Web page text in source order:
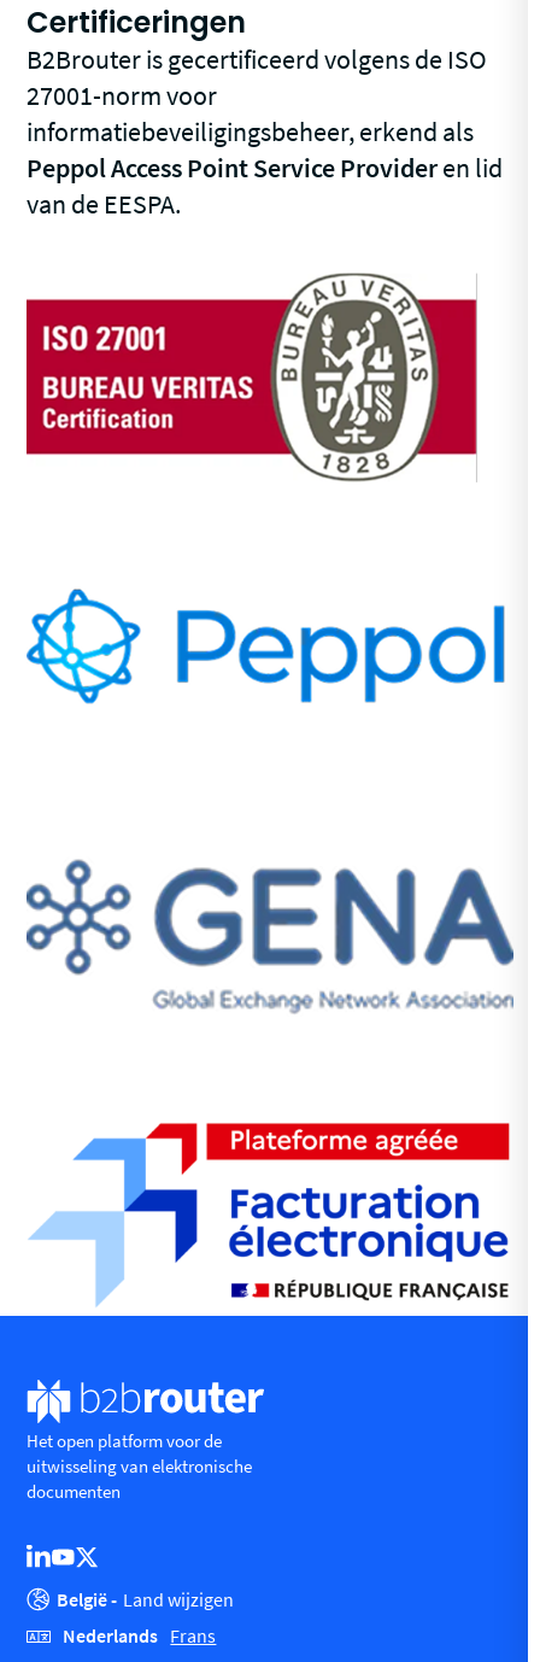
Certificeringen
B2Brouter is gecertificeerd volgens de ISO
27001-norm voor
informatiebeveiligingsbeheer, erkend als
Peppol Access Point Service Provideren lid
van de EESPA.
Het open platform voor de
uitwisseling van elektronische
documenten
België - Land wijzigen
Nederlands Frans